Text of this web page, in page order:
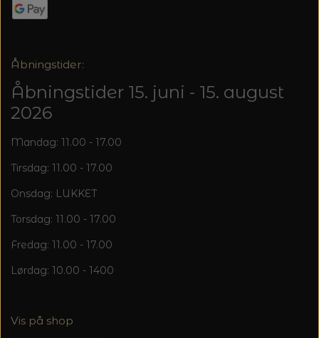
Åbningstider:
Åbningstider 15. juni - 15. august
2026
Mandag: 11.00 - 17.00
Tirsdag: 11.00 - 17.00
Onsdag: LUKKET
Torsdag: 11.00 - 17.00
Fredag: 11.00 - 17.00
Lørdag: 10.00 - 1400
Vis på shop